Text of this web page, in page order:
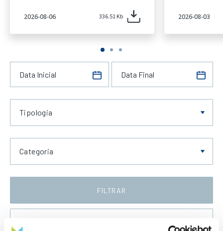
2026-08-06 336.51 Kb 2026-08-03
Tipologia
Categoria
FILTRAR